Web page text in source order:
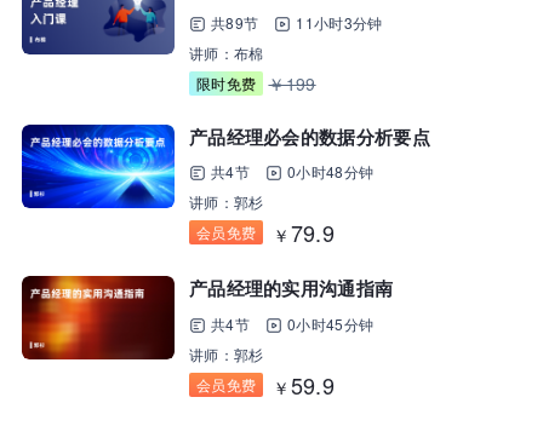
共89节
11小时3分钟
讲师：布棉
限时免费
￥199
产品经理必会的数据分析要点
共4节
0小时48分钟
讲师：郭杉
会员免费
￥ 79.9
产品经理的实用沟通指南
共4节
0小时45分钟
讲师：郭杉
会员免费
￥ 59.9